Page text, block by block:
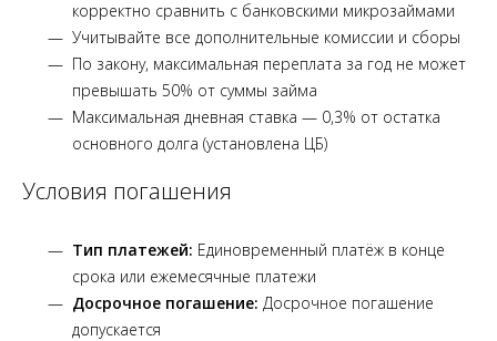
корректно сравнить с банковскими микрозаймами
Учитывайте все дополнительные комиссии и сборы
По закону, максимальная переплата за год не может
превышать 50% от суммы займа
Максимальная дневная ставка — 0,3% от остатка
основного долга (установлена ЦБ)
Условия погашения
Тип платежей: Единовременный платёж в конце
срока или ежемесячные платежи
Досрочное погашение: Досрочное погашение
допускается